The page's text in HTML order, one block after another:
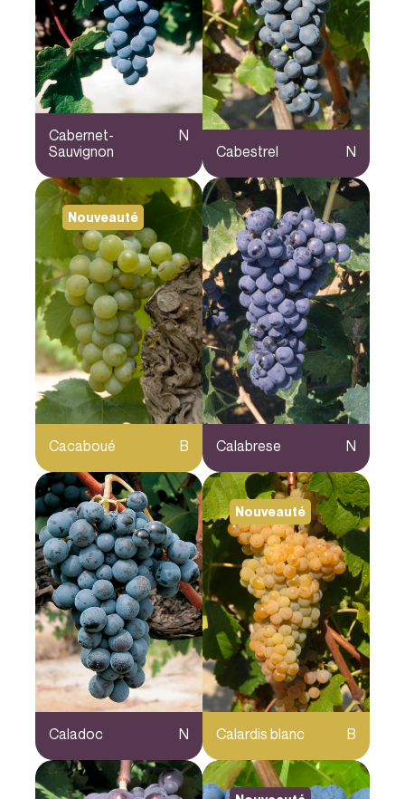
Cabernet-
Sauvignon
N
Cabestrel
N
Nouveauté
Cacaboué B Calabrese N
Caladoc N
Nouveauté
Calardis blanc B